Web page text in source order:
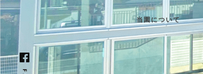
当園について